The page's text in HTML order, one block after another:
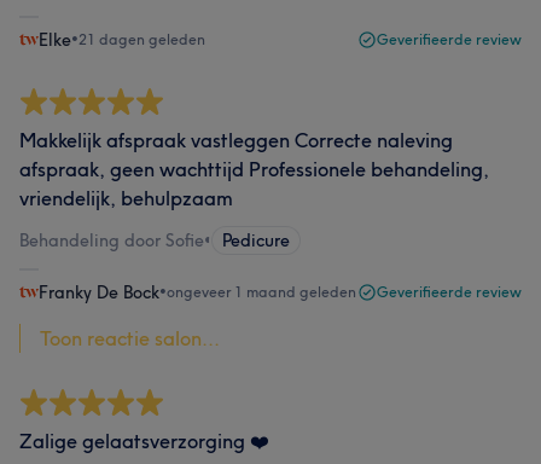
Elke•21 dagen geleden Geverifieerde review
Makkelijk afspraak vastleggen Correcte naleving
afspraak, geen wachttijd Professionele behandeling,
vriendelijk, behulpzaam
Behandeling door Sofie• Pedicure
Franky De Bock•ongeveer 1 maand geleden Geverifieerde review
Toon reactie salon...
Zalige gelaatsverzorging ❤️